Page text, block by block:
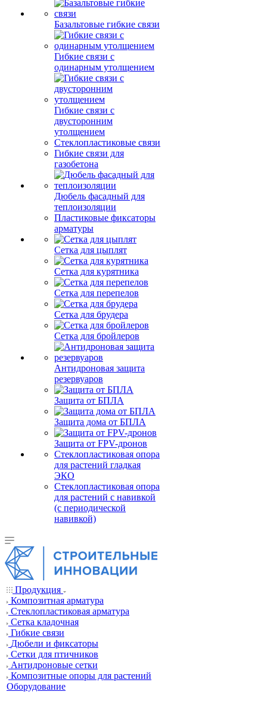
Базальтовые гибкие связи
Гибкие связи с
одинарным утолщением
Гибкие связи с
двусторонним
утолщением
Стеклопластиковые связи
Гибкие связи для
газобетона
Дюбель фасадный для
теплоизоляции
Пластиковые фиксаторы
арматуры
Сетка для цыплят
Сетка для курятника
Сетка для перепелов
Сетка для брудера
Сетка для бройлеров
Антидроновая защита
резервуаров
Защита от БПЛА
Защита дома от БПЛА
Защита от FPV-дронов
Стеклопластиковая опора
для растений гладкая
ЭКО
Стеклопластиковая опора
для растений с навивкой
(с периодической
навивкой)
Продукция
Композитная арматура
Cтеклопластиковая арматура
Сетка кладочная
Гибкие связи
Дюбели и фиксаторы
Сетки для птичников
Антидроновые сетки
Композитные опоры для растений
Оборудование